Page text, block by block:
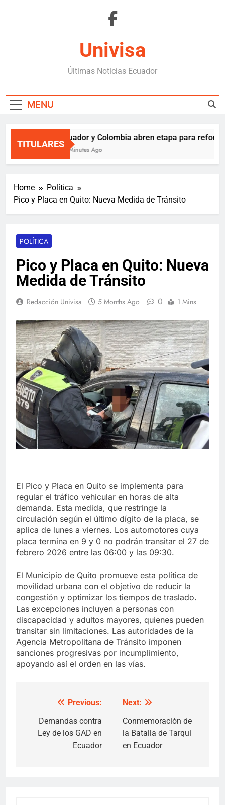
Univisa
Últimas Noticias Ecuador
MENU
TITULARES
Ecuador y Colombia abren etapa para
58 Minutes Ago
Home
Política
Pico y Placa en Quito: Nueva Medida de Tránsito
POLÍTICA
Pico y Placa en Quito: Nueva
Medida de Tránsito
Redacción Univisa 5 Months Ago 0 1 Mins
El Pico y Placa en Quito se implementa para
regular el tráfico vehicular en horas de alta
demanda. Esta medida, que restringe la
circulación según el último dígito de la placa, se
aplica de lunes a viernes. Los automotores cuya
placa termina en 9 y 0 no podrán transitar el 27 de
febrero 2026 entre las 06:00 y las 09:30.
El Municipio de Quito promueve esta política de
movilidad urbana con el objetivo de reducir la
congestión y optimizar los tiempos de traslado.
Las excepciones incluyen a personas con
discapacidad y adultos mayores, quienes pueden
transitar sin limitaciones. Las autoridades de la
Agencia Metropolitana de Tránsito imponen
sanciones progresivas por incumplimiento,
apoyando así el orden en las vías.
navigation
Previous:
Demandas contra
Ley de los GAD en
Ecuador
Next:
Conmemoración de
la Batalla de Tarqui
en Ecuador